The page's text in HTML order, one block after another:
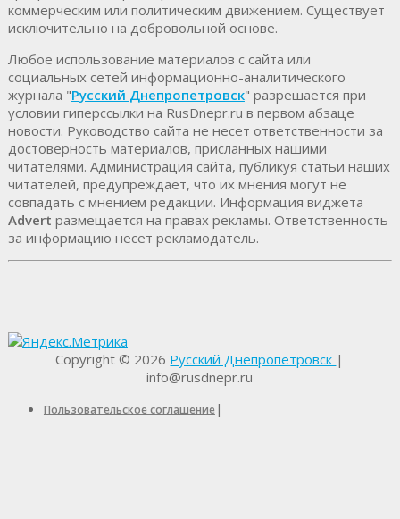
коммерческим или политическим движением. Существует
исключительно на добровольной основе.
Любое использование материалов c сайта или
социальных сетей информационно-аналитического
журнала "Русский Днепропетровск" разрешается при
условии гиперссылки на RusDnepr.ru в первом абзаце
новости. Руководство сайта не несет ответственности за
достоверность материалов, присланных нашими
читателями. Администрация сайта, публикуя статьи наших
читателей, предупреждает, что их мнения могут не
совпадать с мнением редакции. Информация виджета
Advert размещается на правах рекламы. Ответственность
за информацию несет рекламодатель.
Copyright © 2026 Русский Днепропетровск |
info@rusdnepr.ru
Пользовательское соглашение |